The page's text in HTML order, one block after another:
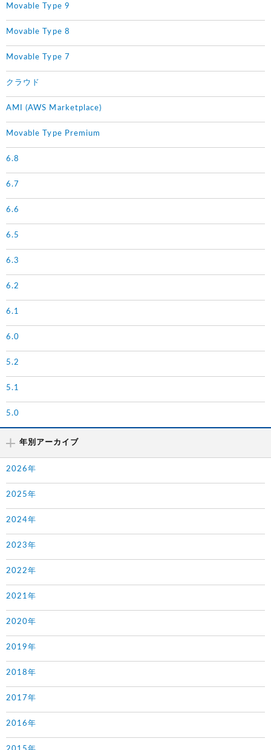
Movable Type 9
Movable Type 8
Movable Type 7
クラウド
AMI (AWS Marketplace)
Movable Type Premium
6.8
6.7
6.6
6.5
6.3
6.2
6.1
6.0
5.2
5.1
5.0
年別アーカイブ
2026年
2025年
2024年
2023年
2022年
2021年
2020年
2019年
2018年
2017年
2016年